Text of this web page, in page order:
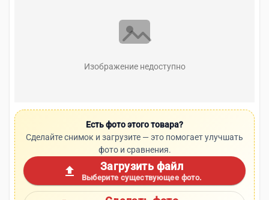
Изображение недоступно
Есть фото этого товара?
Сделайте снимок и загрузите — это помогает улучшать
фото и сравнения.
upload Загрузить файл
Выберите существующее фото.